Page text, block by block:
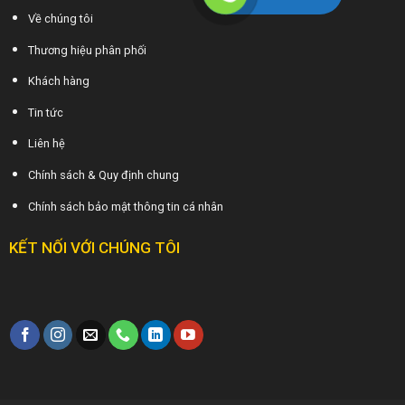
Về chúng tôi
Thương hiệu phân phối
Khách hàng
Tin tức
Liên hệ
Chính sách & Quy định chung
Chính sách bảo mật thông tin cá nhân
KẾT NỐI VỚI CHÚNG TÔI